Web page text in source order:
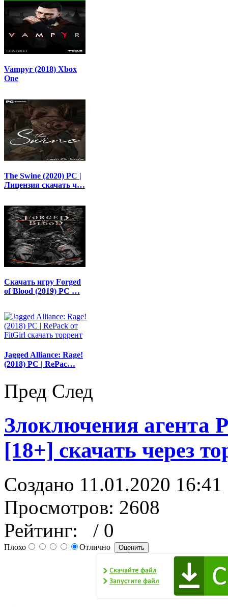
Vampyr (2018) Xbox
One
The Swine (2020) PC |
Лицензия скачать ч…
Скачать игру Forged
of Blood (2019) PC …
Jagged Alliance: Rage!
(2018) PC | RePac…
Пред След
Злоключения агента
[18+] скачать через
Создано 11.01.2020 16:41
Просмотров: 2608
Рейтинг:
/ 0
Плохо Отлично